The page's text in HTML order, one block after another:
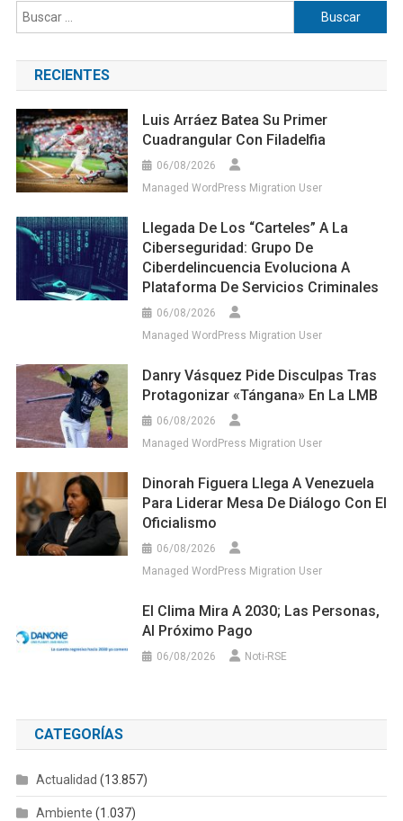
Buscar:
RECIENTES
Luis Arráez Batea Su Primer
Cuadrangular Con Filadelfia
06/08/2026
Managed WordPress Migration User
Llegada De Los “carteles” A La
Ciberseguridad: Grupo De
Ciberdelincuencia Evoluciona A
Plataforma De Servicios Criminales
06/08/2026
Managed WordPress Migration User
Danry Vásquez Pide Disculpas Tras
Protagonizar «tángana» En La LMB
06/08/2026
Managed WordPress Migration User
Dinorah Figuera Llega A Venezuela
Para Liderar Mesa De Diálogo Con El
Oficialismo
06/08/2026
Managed WordPress Migration User
El Clima Mira A 2030; Las Personas,
Al Próximo Pago
06/08/2026 Noti-RSE
CATEGORÍAS
Actualidad (13.857)
Ambiente (1.037)